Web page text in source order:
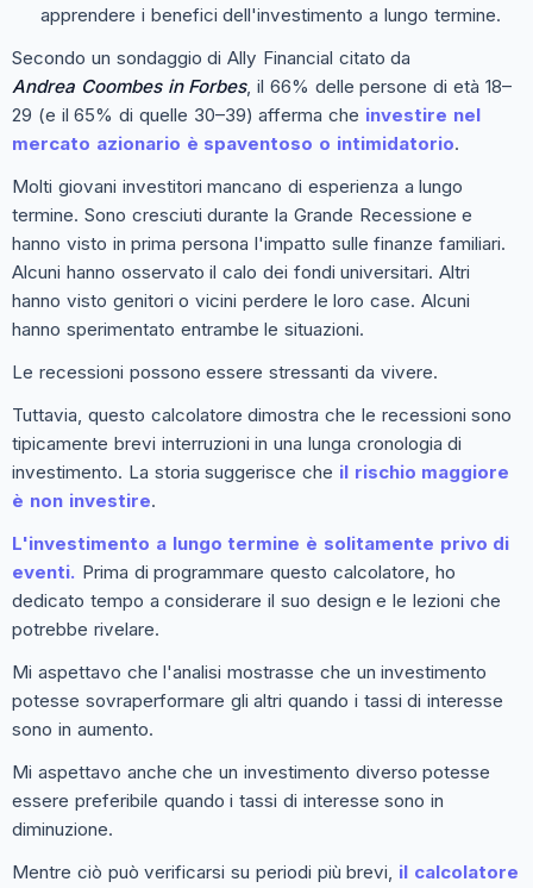
apprendere i benefici dell'investimento a lungo termine.
Secondo un sondaggio di Ally Financial citato da
Andrea Coombes in Forbes, il 66% delle persone di età 18–
29 (e il 65% di quelle 30–39) afferma che investire nel
mercato azionario è spaventoso o intimidatorio.
Molti giovani investitori mancano di esperienza a lungo
termine. Sono cresciuti durante la Grande Recessione e
hanno visto in prima persona l'impatto sulle finanze familiari.
Alcuni hanno osservato il calo dei fondi universitari. Altri
hanno visto genitori o vicini perdere le loro case. Alcuni
hanno sperimentato entrambe le situazioni.
Le recessioni possono essere stressanti da vivere.
Tuttavia, questo calcolatore dimostra che le recessioni sono
tipicamente brevi interruzioni in una lunga cronologia di
investimento. La storia suggerisce che il rischio maggiore
è non investire.
L'investimento a lungo termine è solitamente privo di
eventi. Prima di programmare questo calcolatore, ho
dedicato tempo a considerare il suo design e le lezioni che
potrebbe rivelare.
Mi aspettavo che l'analisi mostrasse che un investimento
potesse sovraperformare gli altri quando i tassi di interesse
sono in aumento.
Mi aspettavo anche che un investimento diverso potesse
essere preferibile quando i tassi di interesse sono in
diminuzione.
Mentre ciò può verificarsi su periodi più brevi, il calcolatore